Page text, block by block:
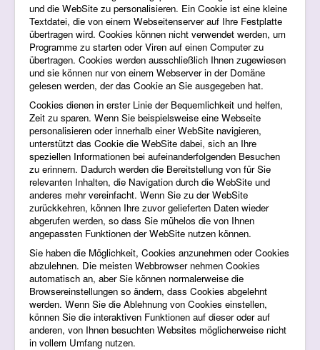
und die WebSite zu personalisieren. Ein Cookie ist eine kleine
Textdatei, die von einem Webseitenserver auf Ihre Festplatte
übertragen wird. Cookies können nicht verwendet werden, um
Programme zu starten oder Viren auf einen Computer zu
übertragen. Cookies werden ausschließlich Ihnen zugewiesen
und sie können nur von einem Webserver in der Domäne
gelesen werden, der das Cookie an Sie ausgegeben hat.
Cookies dienen in erster Linie der Bequemlichkeit und helfen,
Zeit zu sparen. Wenn Sie beispielsweise eine Webseite
personalisieren oder innerhalb einer WebSite navigieren,
unterstützt das Cookie die WebSite dabei, sich an Ihre
speziellen Informationen bei aufeinanderfolgenden Besuchen
zu erinnern. Dadurch werden die Bereitstellung von für Sie
relevanten Inhalten, die Navigation durch die WebSite und
anderes mehr vereinfacht. Wenn Sie zu der WebSite
zurückkehren, können Ihre zuvor gelieferten Daten wieder
abgerufen werden, so dass Sie mühelos die von Ihnen
angepassten Funktionen der WebSite nutzen können.
Sie haben die Möglichkeit, Cookies anzunehmen oder Cookies
abzulehnen. Die meisten Webbrowser nehmen Cookies
automatisch an, aber Sie können normalerweise die
Browsereinstellungen so ändern, dass Cookies abgelehnt
werden. Wenn Sie die Ablehnung von Cookies einstellen,
können Sie die interaktiven Funktionen auf dieser oder auf
anderen, von Ihnen besuchten Websites möglicherweise nicht
in vollem Umfang nutzen.